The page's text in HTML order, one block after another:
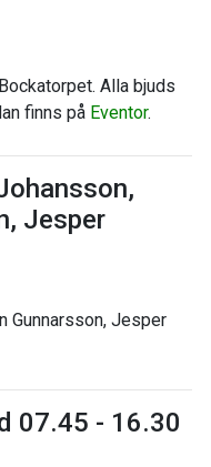
Alla bjuds
finns på Eventor.
Jesper
Gunnarsson, Jesper
07.45 - 16.30